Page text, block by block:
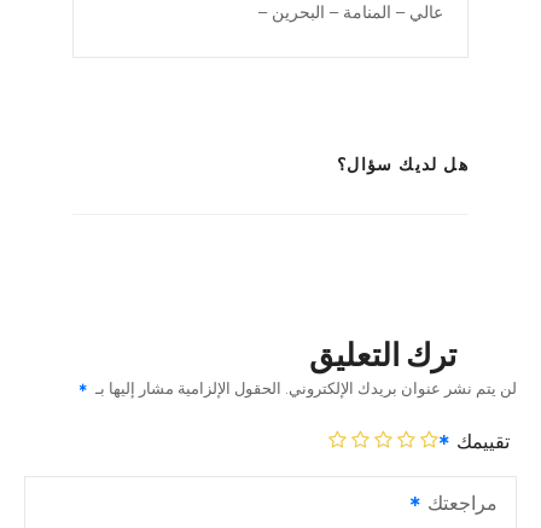
عالي – المنامة – البحرين –
هل لديك سؤال؟
ترك التعليق
لن يتم نشر عنوان بريدك الإلكتروني. الحقول الإلزامية مشار إليها بـ
تقييمك
مراجعتك